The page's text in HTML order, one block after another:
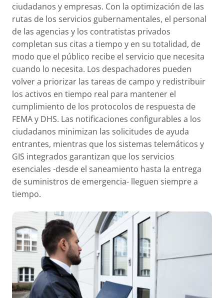
ciudadanos y empresas. Con la optimización de las
rutas de los servicios gubernamentales, el personal
de las agencias y los contratistas privados
completan sus citas a tiempo y en su totalidad, de
modo que el público recibe el servicio que necesita
cuando lo necesita. Los despachadores pueden
volver a priorizar las tareas de campo y redistribuir
los activos en tiempo real para mantener el
cumplimiento de los protocolos de respuesta de
FEMA y DHS. Las notificaciones configurables a los
ciudadanos minimizan las solicitudes de ayuda
entrantes, mientras que los sistemas telemáticos y
GIS integrados garantizan que los servicios
esenciales -desde el saneamiento hasta la entrega
de suministros de emergencia- lleguen siempre a
tiempo.